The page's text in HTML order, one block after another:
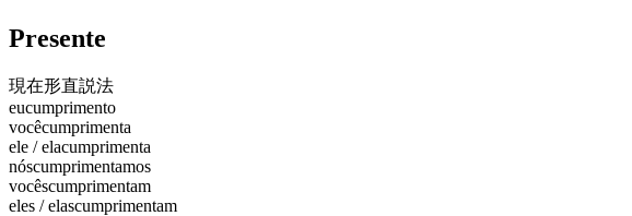
Presente
現在形直説法
eucumprimento
vocêcumprimenta
ele / elacumprimenta
nóscumprimentamos
vocêscumprimentam
eles / elascumprimentam